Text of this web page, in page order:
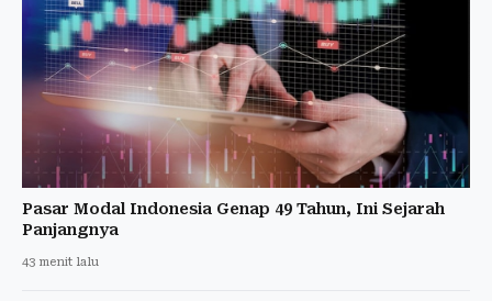
Pasar Modal Indonesia Genap 49 Tahun, Ini Sejarah
Panjangnya
43 menit lalu